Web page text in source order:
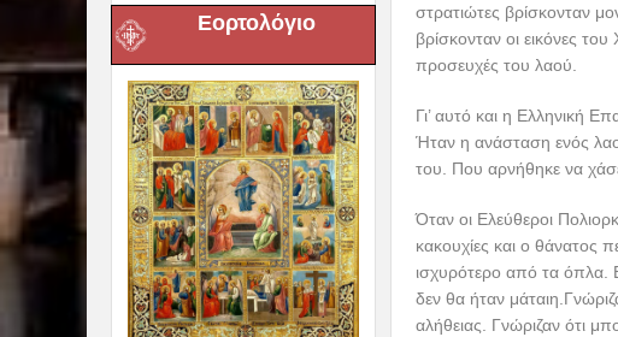
Εορτολόγιο
στρατιώτες βρίσκονταν
βρίσκονταν οι εικόνες
προσευχές του λαού.
Γι’ αυτό και η Ελληνική
Ήταν η ανάσταση ενός
του. Που αρνήθηκε να
Όταν οι Ελεύθεροι
κακουχίες και ο θάνατος
ισχυρότερο από τα όπλα.
δεν θα ήταν
αλήθειας. Γνώριζαν ότι